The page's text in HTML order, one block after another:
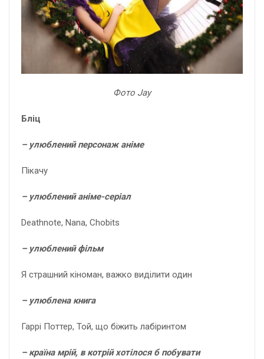
Фото Jay
Бліц
– улюблений персонаж аніме
Пікачу
– улюблений аніме-серіал
Deathnote, Nana, Chobits
– улюблений фільм
Я страшний кіноман, важко виділити один
– улюблена книга
Гаррі Поттер, Той, що біжить лабіринтом
– країна мрій, в котрій хотілося б побувати